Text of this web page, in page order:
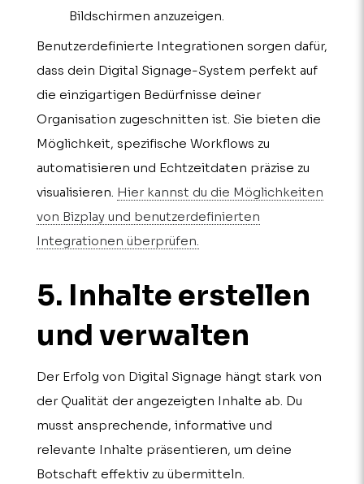
Bildschirmen anzuzeigen.
Benutzerdefinierte Integrationen sorgen dafür,
dass dein Digital Signage-System perfekt auf
die einzigartigen Bedürfnisse deiner
Organisation zugeschnitten ist. Sie bieten die
Möglichkeit, spezifische Workflows zu
automatisieren und Echtzeitdaten präzise zu
visualisieren. Hier kannst du die Möglichkeiten
von Bizplay und benutzerdefinierten
Integrationen überprüfen.
5. Inhalte erstellen
und verwalten
Der Erfolg von Digital Signage hängt stark von
der Qualität der angezeigten Inhalte ab. Du
musst ansprechende, informative und
relevante Inhalte präsentieren, um deine
Botschaft effektiv zu übermitteln.